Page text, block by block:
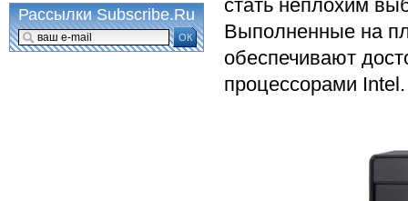
стать неплохим
Выполненные на
обеспечивают
процессорами Intel.
Рассылки Subscribe.Ru
ОК